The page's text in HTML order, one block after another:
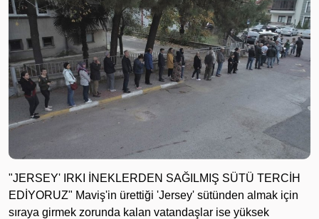
"JERSEY' IRKI İNEKLERDEN SAĞILMIŞ SÜTÜ TERCİH
EDİYORUZ" Maviş'in ürettiği 'Jersey' sütünden almak için
sıraya girmek zorunda kalan vatandaşlar ise yüksek